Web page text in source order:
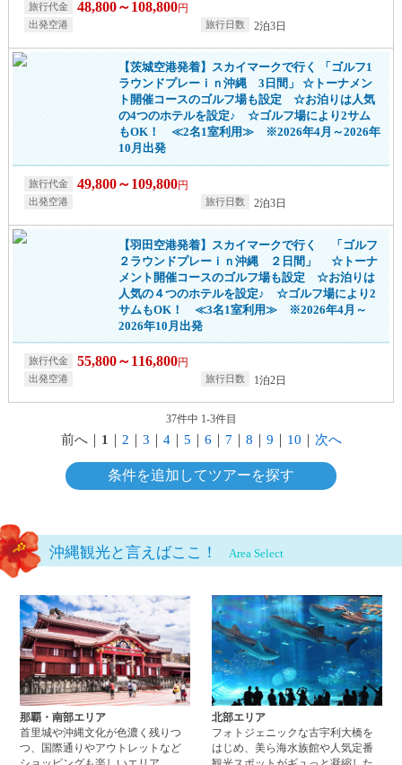
48,800～108,800円
2泊3日
【茨城空港発着】スカイマークで行く 「ゴルフ1
ラウンドプレーｉｎ沖縄 3日間」 ☆トーナメン
ト開催コースのゴルフ場も設定 ☆お泊りは人気
の4つのホテルを設定♪ ☆ゴルフ場により2サム
もOK！ ≪2名1室利用≫ ※2026年4月～2026年
10月出発
49,800～109,800円
2泊3日
【羽田空港発着】スカイマークで行く 「ゴルフ
２ラウンドプレーｉｎ沖縄 ２日間」 ☆トーナ
メント開催コースのゴルフ場も設定 ☆お泊りは
人気の４つのホテルを設定♪ ☆ゴルフ場により2
サムもOK！ ≪3名1室利用≫ ※2026年4月～
2026年10月出発
55,800～116,800円
1泊2日
37件中 1-3件目
前へ｜ 1 2 3 4｜ 5 6 7 8 9 10 次へ
条件を追加してツアーを探す
沖縄観光と言えばここ！ Area Select
那覇・南部エリア
首里城や沖縄文化が色濃く残りつ
つ、国際通りやアウトレットなど
那覇・南部エリアページへ
北部エリア
フォトジェニックな古宇利大橋を
はじめ、美ら海水族館や人気定番